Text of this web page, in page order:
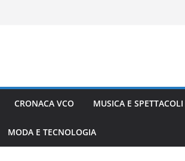
CRONACA VCO MUSICA E SPETTACOLI
MODA E TECNOLOGIA